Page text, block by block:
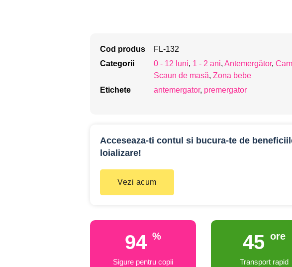
Cod produs
FL-132
Categorii
0 - 12 luni, 1 - 2 ani, Antemergător,
Scaun de masă, Zona bebe
Etichete
antemergator, premergator
Acceseaza-ti contul si bucura-te de
loializare!
Vezi acum
100 %
Sigure pentru copii
48 ore
Transport rapid